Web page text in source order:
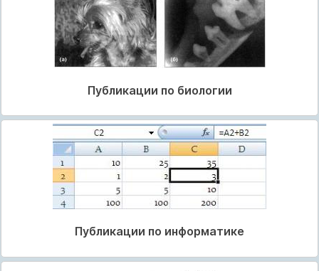
Публикации по биологии
Публикации по информатике